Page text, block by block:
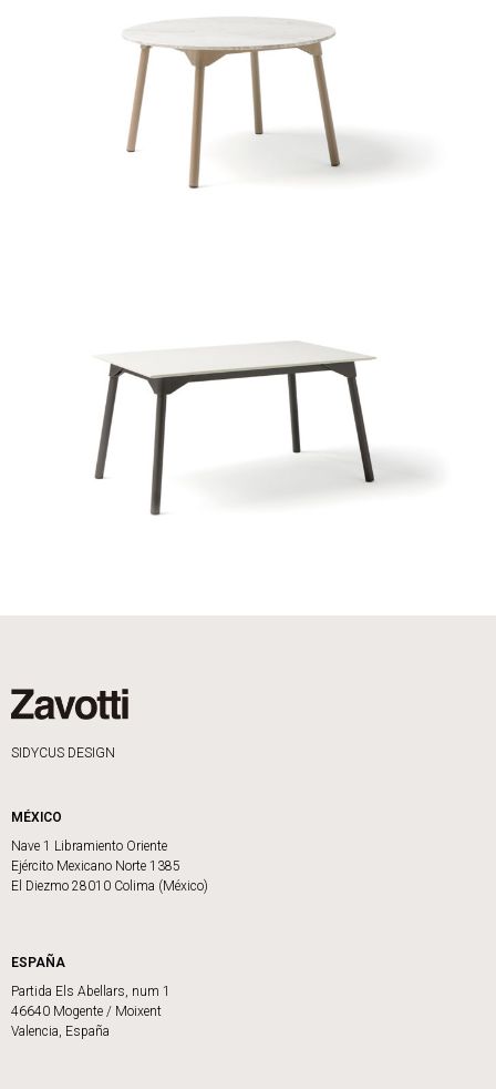
SIDYCUS DESIGN
MÉXICO
Nave 1 Libramiento Oriente
Ejército Mexicano Norte 1385
El Diezmo 28010 Colima (México)
ESPAÑA
Partida Els Abellars, num 1
46640 Mogente / Moixent
Valencia, España